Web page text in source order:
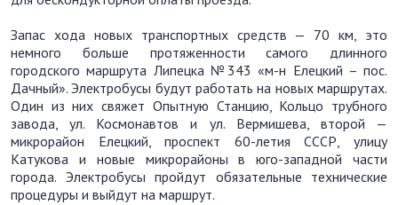
Запас хода новых транспортных средств — 70 км, это
немного больше протяженности самого длинного
городского маршрута Липецка №343 «м-н Елецкий – пос.
Дачный». Электробусы будут работать на новых маршрутах.
Один из них свяжет Опытную Станцию, Кольцо трубного
завода, ул. Космонавтов и ул. Вермишева, второй —
микрорайон Елецкий, проспект 60-летия СССР, улицу
Катукова и новые микрорайоны в юго-западной части
города. Электробусы пройдут обязательные технические
процедуры и выйдут на маршрут.